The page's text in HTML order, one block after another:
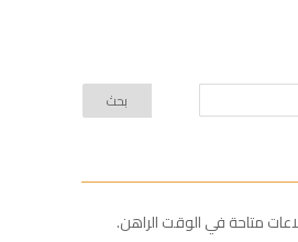
متاحة في الوقت الراهن.